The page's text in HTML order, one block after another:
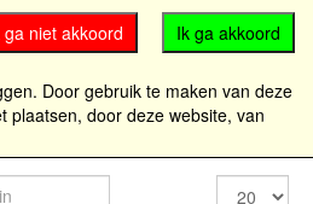
Toon
Ik ga akkoord
ga niet akkoord
Door gebruik te maken van deze
plaatsen, door deze website, van